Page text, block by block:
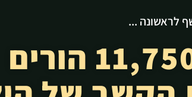
לראשונה ...
איך עזרתי ל-11,750 הורים